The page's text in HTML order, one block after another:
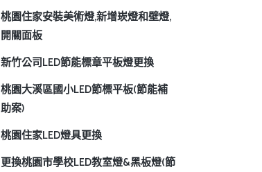
桃園住家安裝美術燈,新增崁燈和壁燈,
開關面板
新竹公司LED節能標章平板燈更換
桃園大溪區國小LED節標平板(節能補
助案)
桃園住家LED燈具更換
更換桃園市學校LED教室燈&黑板燈(節